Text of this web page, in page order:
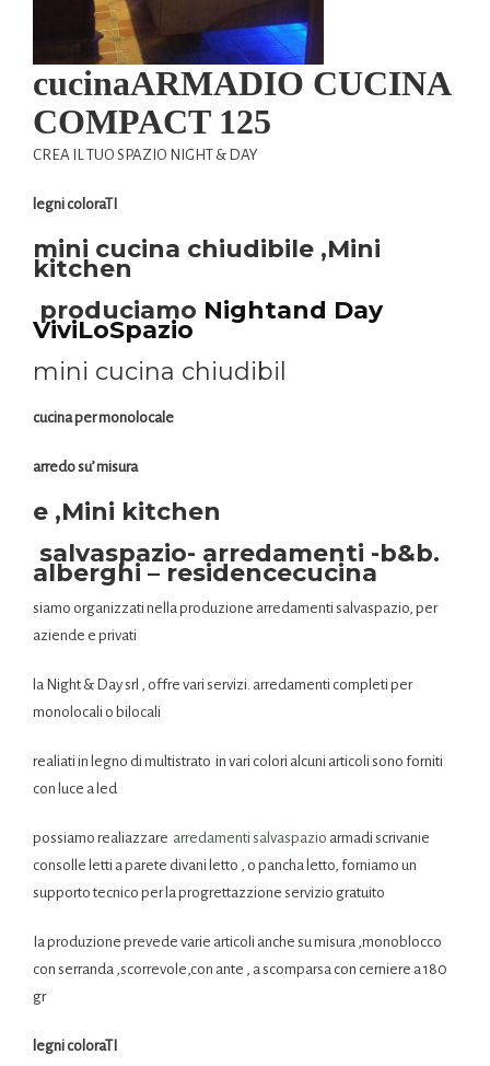
cucinaARMADIO CUCINA
COMPACT 125
CREA IL TUO SPAZIO NIGHT & DAY
legni coloraTI
mini cucina chiudibile ,Mini
kitchen
produciamo Nightand Day
ViviLoSpazio
mini cucina chiudibil
cucina per monolocale
arredo su’ misura
e ,Mini kitchen
salvaspazio- arredamenti -b&b.
alberghi – residencecucina
siamo organizzati nella produzione arredamenti salvaspazio, per
aziende e privati
la Night & Day srl , offre vari servizi. arredamenti completi per
monolocali o bilocali
realiati in legno di multistrato in vari colori alcuni articoli sono forniti
con luce a led
possiamo realiazzare arredamenti salvaspazio armadi scrivanie
consolle letti a parete divani letto , o pancha letto, forniamo un
supporto tecnico per la progrettazzione servizio gratuito
Ia produzione prevede varie articoli anche su misura ,monoblocco
con serranda ,scorrevole,con ante , a scomparsa con cerniere a 180
gr
legni coloraTI